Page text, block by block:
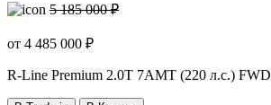
5 185 000 ₽
от 4 485 000 ₽
R-Line Premium 2.0T 7AMT (220 л.с.) FWD